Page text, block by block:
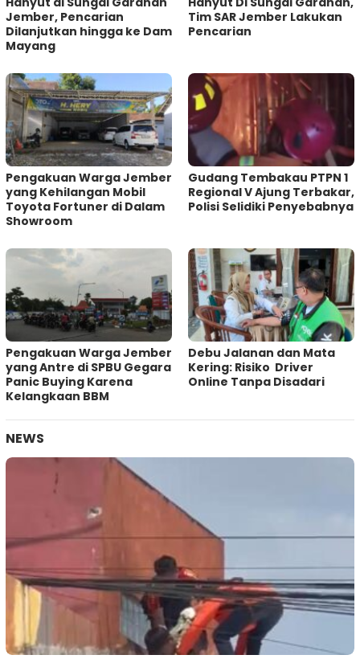
Jember, Pencarian
Dilanjutkan hingga ke Dam
Mayang
Tim SAR Jember Lakukan
Pencarian
Pengakuan Warga Jember
yang Kehilangan Mobil
Toyota Fortuner di Dalam
Showroom
Gudang Tembakau PTPN 1
Regional V Ajung Terbakar,
Polisi Selidiki Penyebabnya
Pengakuan Warga Jember
yang Antre di SPBU Gegara
Panic Buying Karena
Kelangkaan BBM
Debu Jalanan dan Mata
Kering: Risiko Driver
Online Tanpa Disadari
NEWS